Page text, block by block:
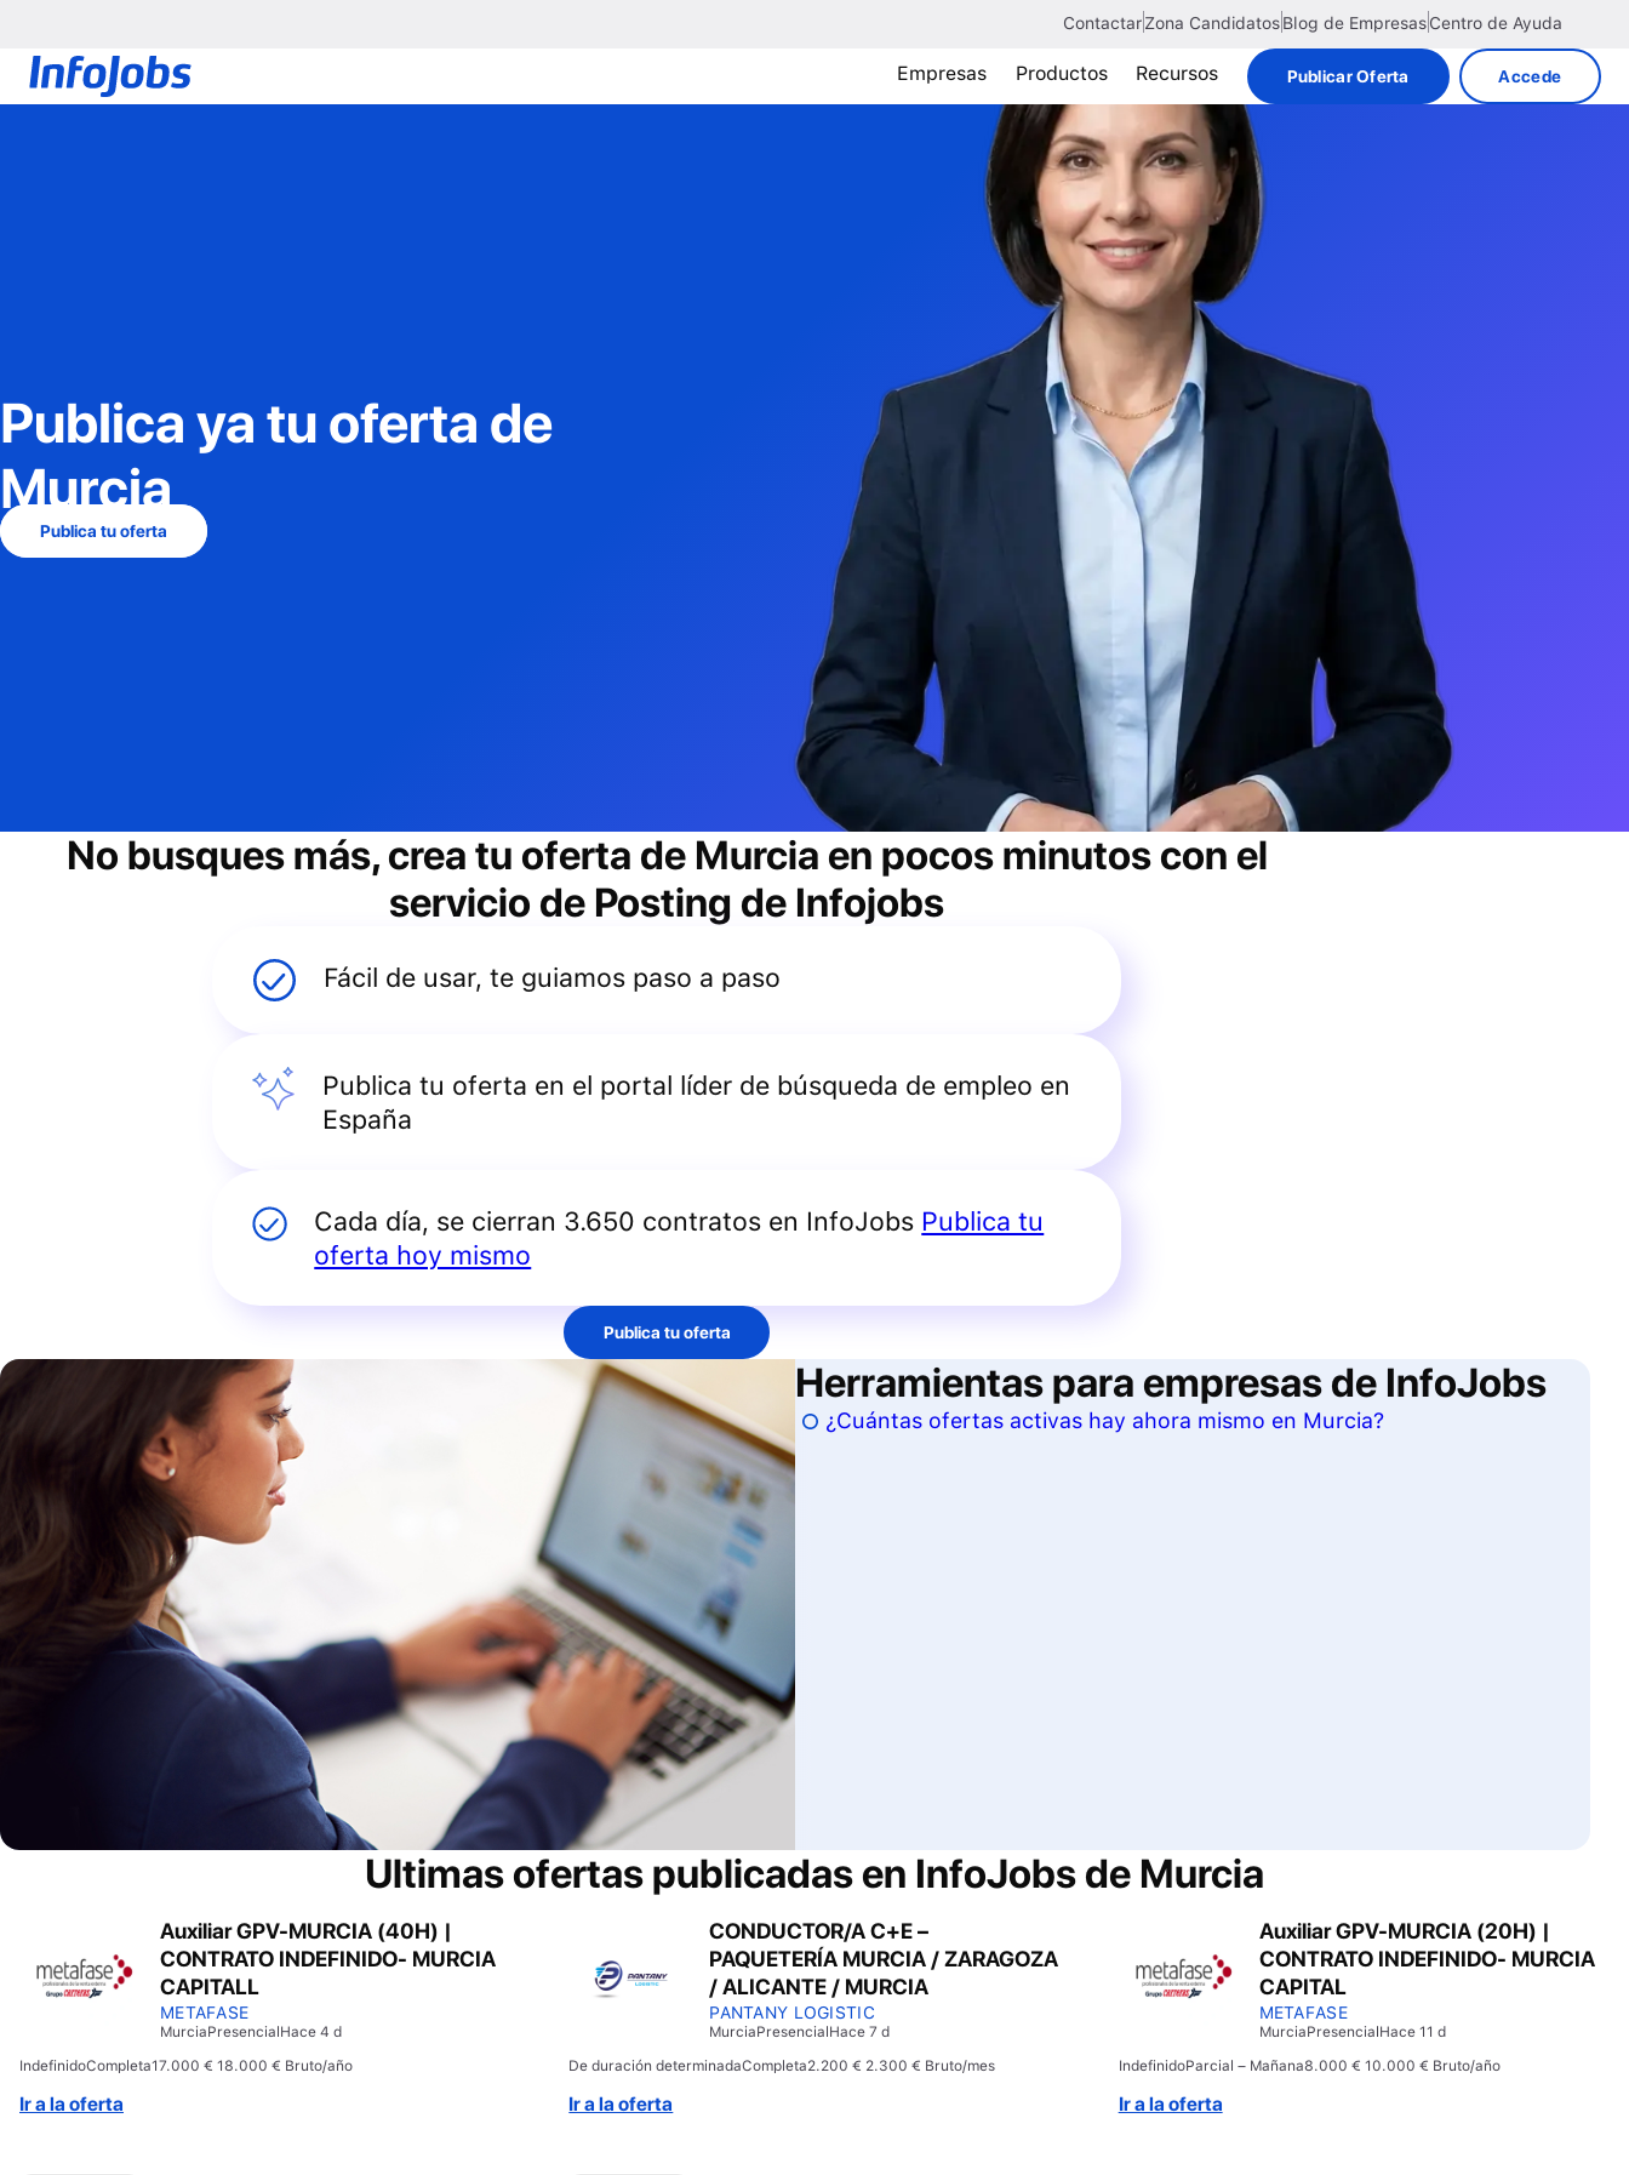
ContactarZona CandidatosBlog de EmpresasCentro de Ayuda
Empresas Productos Recursos Publicar Oferta Accede
Publica ya tu oferta de
Murcia
Publica tu oferta
No busques más, crea tu oferta de Murcia en pocos minutos con el
servicio de Posting de Infojobs
Fácil de usar, te guiamos paso a paso
Publica tu oferta en el portal líder de búsqueda de empleo en
España
Cada día, se cierran 3.650 contratos en InfoJobs Publica tu
oferta hoy mismo
Publica tu oferta
Herramientas para empresas de InfoJobs
¿Cuántas ofertas activas hay ahora mismo en Murcia?
Ultimas ofertas publicadas en InfoJobs de Murcia
Auxiliar GPV-MURCIA (40H) |
CONTRATO INDEFINIDO- MURCIA
CAPITALL
METAFASE
MurciaPresencialHace 4 d
IndefinidoCompleta17.000 € 18.000 € Bruto/año
Ir a la oferta
CONDUCTOR/A C+E –
PAQUETERÍA MURCIA / ZARAGOZA
/ ALICANTE / MURCIA
PANTANY LOGISTIC
MurciaPresencialHace 7 d
De duración determinadaCompleta2.200 € 2.300 € Bruto/mes
Ir a la oferta
Auxiliar GPV-MURCIA (20H) |
CONTRATO INDEFINIDO- MURCIA
CAPITAL
METAFASE
MurciaPresencialHace 11 d
IndefinidoParcial – Mañana8.000 € 10.000 € Bruto/año
Ir a la oferta